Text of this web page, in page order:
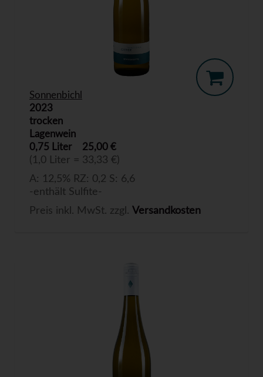
Sonnenbichl
2023
trocken
Lagenwein
0,75 Liter
25,00 €
(1,0 Liter = 33,33 €)
A: 12,5% RZ: 0,2 S: 6,6
-enthält Sulfite-
Preis inkl. MwSt. zzgl. Versandkosten